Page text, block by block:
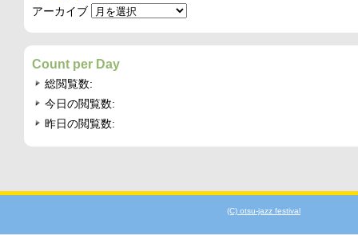
アーカイブ
Count per Day
総閲覧数:
今日の閲覧数:
昨日の閲覧数:
(C) otsu-jazz festival